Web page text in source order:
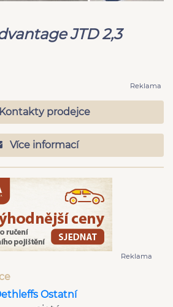
JTD 2,3
Reklama
Kontakty prodejce
Více informací
Reklama
Ostatní